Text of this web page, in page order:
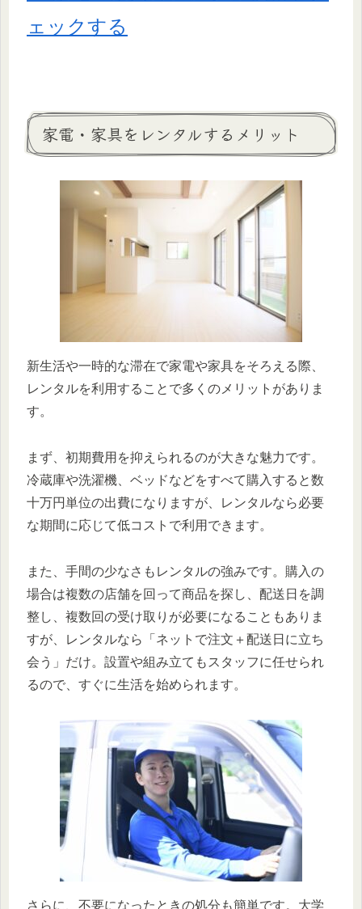
ェックする
家電・家具をレンタルするメリット
新生活や一時的な滞在で家電や家具をそろえる際、
レンタルを利用することで多くのメリットがありま
す。
まず、初期費用を抑えられるのが大きな魅力です。
冷蔵庫や洗濯機、ベッドなどをすべて購入すると数
十万円単位の出費になりますが、レンタルなら必要
な期間に応じて低コストで利用できます。
また、手間の少なさもレンタルの強みです。購入の
場合は複数の店舗を回って商品を探し、配送日を調
整し、複数回の受け取りが必要になることもありま
すが、レンタルなら「ネットで注文＋配送日に立ち
会う」だけ。設置や組み立てもスタッフに任せられ
るので、すぐに生活を始められます。
さらに、不要になったときの処分も簡単です。大学